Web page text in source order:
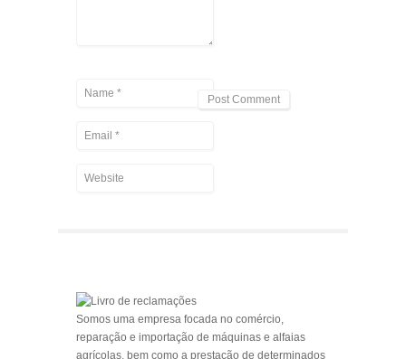
Somos uma empresa focada no comércio,
reparação e importação de máquinas e alfaias
agrícolas, bem como a prestação de determinados